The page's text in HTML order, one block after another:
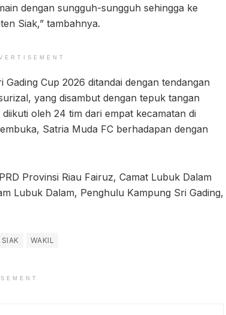
dengan sungguh-sungguh sehingga ke
Siak,” tambahnya.
Cup 2026 ditandai dengan tendangan
yang disambut dengan tepuk tangan
oleh 24 tim dari empat kecamatan di
Satria Muda FC berhadapan dengan
Provinsi Riau Fairuz, Camat Lubuk Dalam
Lubuk Dalam, Penghulu Kampung Sri Gading,
SIAK WAKIL